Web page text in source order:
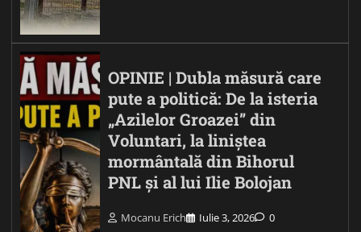
OPINIE | Dubla măsură care
pute a politică: De la isteria
„Azilelor Groazei” din
Voluntari, la liniștea
mormântală din Bihorul
PNL și al lui Ilie Bolojan
Mocanu Erich Iulie 3, 2026 0